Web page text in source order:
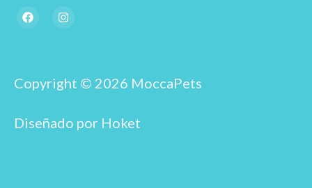
F
a
k
I
n
r
a
Copyright © 2026 MoccaPets
Diseñado por Hoket